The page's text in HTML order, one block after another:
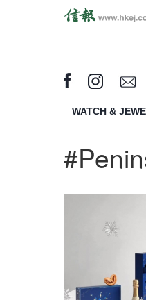
WATCH &